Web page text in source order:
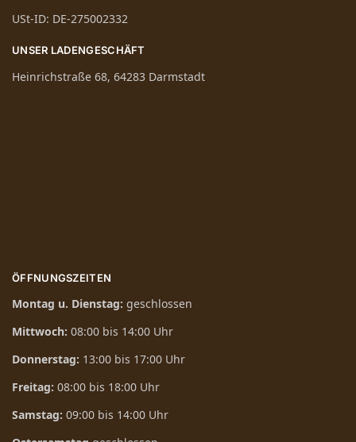
USt-ID: DE-275002332
UNSER LADENGESCHÄFT
Heinrichstraße 68, 64283 Darmstadt
ÖFFNUNGSZEITEN
Montag u. Dienstag: geschlossen
Mittwoch: 08:00 bis 14:00 Uhr
Donnerstag: 13:00 bis 17:00 Uhr
Freitag: 08:00 bis 18:00 Uhr
Samstag: 09:00 bis 14:00 Uhr